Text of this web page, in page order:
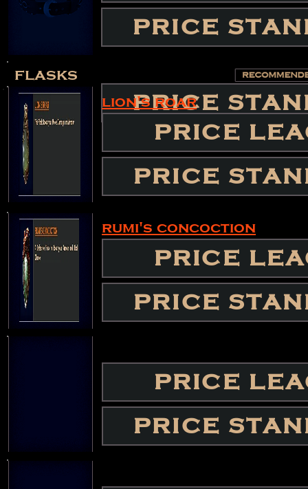
PRICE
PRICE
PRICE
flasks
lion's roar
PRICE
PRICE
rumi's concoction
PRICE
PRICE
PRICE
PRICE